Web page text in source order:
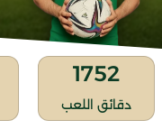
1752
دقائق اللعب